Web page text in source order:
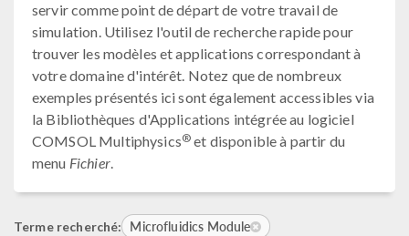
servir comme point de départ de votre travail de
simulation. Utilisez l'outil de recherche rapide pour
trouver les modèles et applications correspondant à
votre domaine d'intérêt. Notez que de nombreux
exemples présentés ici sont également accessibles via
la Bibliothèques d'Applications intégrée au logiciel
COMSOL Multiphysics® et disponible à partir du
menu Fichier.
Terme recherché: Microfluidics Module